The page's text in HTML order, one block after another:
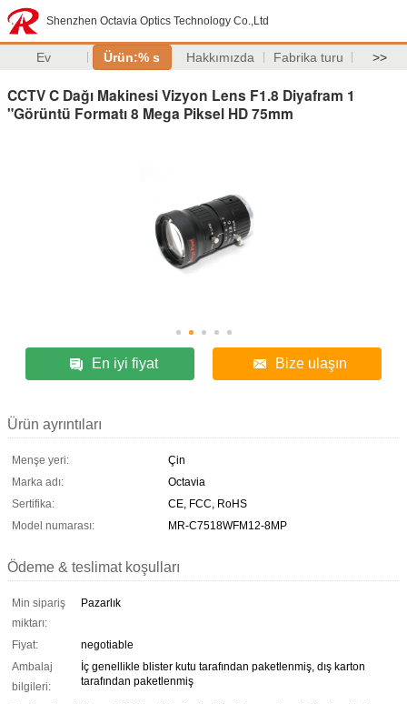
Shenzhen Octavia Optics Technology Co.,Ltd
Ev Ürün:% s Hakkımızda Fabrika turu >>
CCTV C Dağı Makinesi Vizyon Lens F1.8 Diyafram 1
"Görüntü Formatı 8 Mega Piksel HD 75mm
En iyi fiyat Bize ulaşın
Ürün ayrıntıları
Menşe yeri:
Çin
Marka adı:
Octavia
Sertifika:
CE, FCC, RoHS
Model numarası:
MR-C7518WFM12-8MP
Ödeme & teslimat koşulları
Min sipariş
miktarı:
Pazarlık
Fiyat:
negotiable
Ambalaj
bilgileri:
İç genellikle blister kutu tarafından paketlenmiş, dış karton
tarafından paketlenmiş